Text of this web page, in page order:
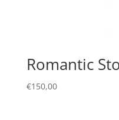
Romantic
€150,00